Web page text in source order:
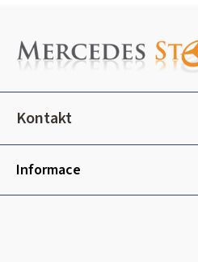
a
í
Kontakt
Informace